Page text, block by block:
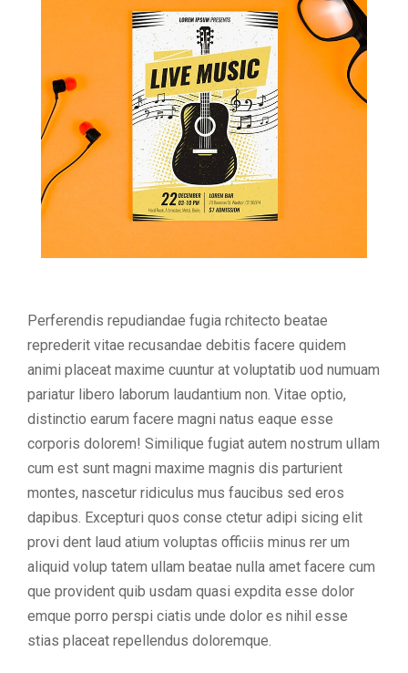
Perferendis repudiandae fugia rchitecto beatae
reprederit vitae recusandae debitis facere quidem
animi placeat maxime cuuntur at voluptatib uod numuam
pariatur libero laborum laudantium non. Vitae optio,
distinctio earum facere magni natus eaque esse
corporis dolorem! Similique fugiat autem nostrum ullam
cum est sunt magni maxime magnis dis parturient
montes, nascetur ridiculus mus faucibus sed eros
dapibus. Excepturi quos conse ctetur adipi sicing elit
provi dent laud atium voluptas officiis minus rer um
aliquid volup tatem ullam beatae nulla amet facere cum
que provident quib usdam quasi expdita esse dolor
emque porro perspi ciatis unde dolor es nihil esse
stias placeat repellendus doloremque.